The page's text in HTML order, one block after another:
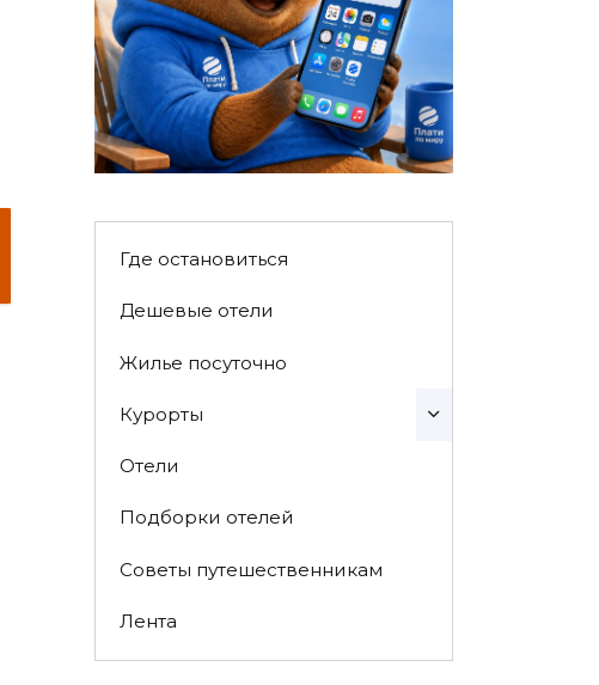
Где остановиться
Дешевые отели
Жилье посуточно
Курорты
Отели
Подборки отелей
Советы путешественникам
Лента